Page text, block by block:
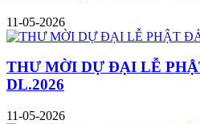
11-05-2026
THƯ MỜI DỰ ĐẠI LỄ
DL.2026
11-05-2026